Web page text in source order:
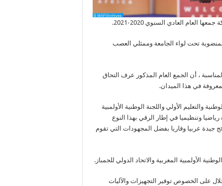
العام العادي السنوي 2020-2021.
تمت خلال هذا الجمع العام، الذي حضرته 25 جمعية من أصل 33 المنضوية تحت لواء الجامعة وممثلي العصب
، أن الجمع العام المذكور عرف التحاق
في هذا الميدان.
والتعليم الأولي واللجنة الوطنية الأولمبية
وتنظيميا في إطار الرقي بهذا النوع
جيدة عربيا وقاريا بفضل المجهودات التي تقوم
الأولمبية المغربية والاتحاد الدولي للجمباز.
على الخصوص توفير التجهيزات والآليات